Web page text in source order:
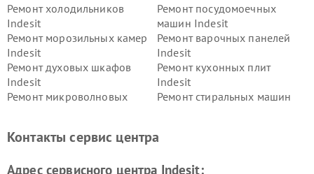
Ремонт холодильников
Indesit
Ремонт посудомоечных
машин Indesit
Ремонт морозильных камер
Indesit
Ремонт варочных панелей
Indesit
Ремонт духовых шкафов
Indesit
Ремонт кухонных плит
Indesit
Ремонт микроволновых
Ремонт стиральных машин
Indesit
Indesit
Контакты сервис центра
Адрес сервисного центра Indesit: